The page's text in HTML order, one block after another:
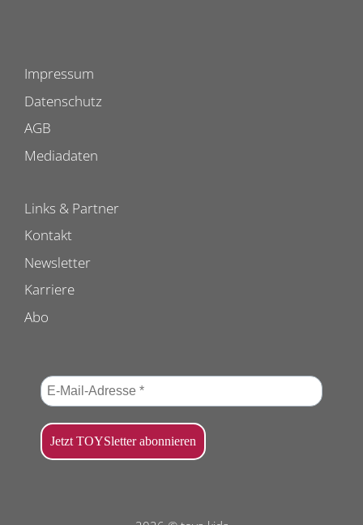
Impressum
Datenschutz
AGB
Mediadaten
Links & Partner
Kontakt
Newsletter
Karriere
Abo